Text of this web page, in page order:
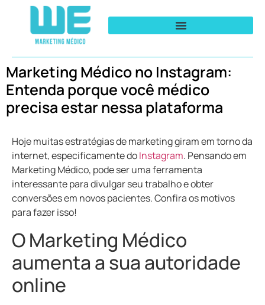
Marketing Médico no Instagram:
Entenda porque você médico
precisa estar nessa plataforma
Hoje muitas estratégias de marketing giram em torno da
internet, especificamente doInstagram. Pensando em
Marketing Médico, pode ser uma ferramenta
interessante para divulgar seu trabalho e obter
conversões em novos pacientes. Confira os motivos
para fazer isso!
O Marketing Médico
aumenta a sua autoridade
online